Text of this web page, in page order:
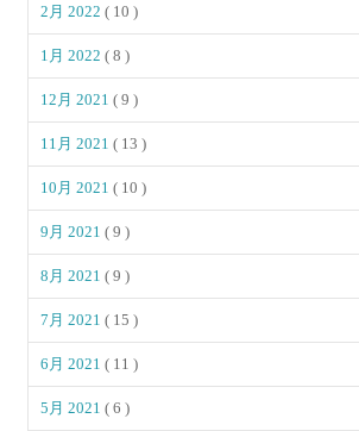
2月 2022( 10 )
1月 2022( 8 )
12月 2021( 9 )
11月 2021( 13 )
10月 2021( 10 )
9月 2021( 9 )
8月 2021( 9 )
7月 2021( 15 )
6月 2021( 11 )
5月 2021( 6 )